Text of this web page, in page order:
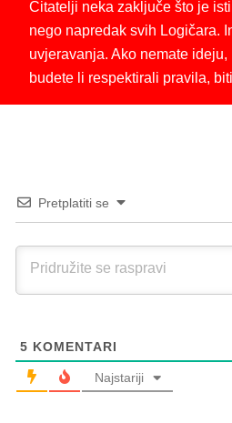
Čitatelji neka zaključe što je
nego napredak svih Logičara.
uvjeravanja. Ako nemate
budete li respektirali pravila,
Pretplatiti se
5 KOMENTARI
Najstariji